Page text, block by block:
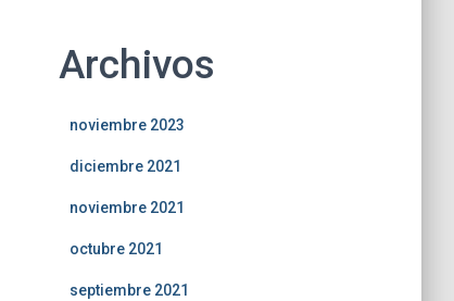
Archivos
noviembre 2023
diciembre 2021
noviembre 2021
octubre 2021
septiembre 2021